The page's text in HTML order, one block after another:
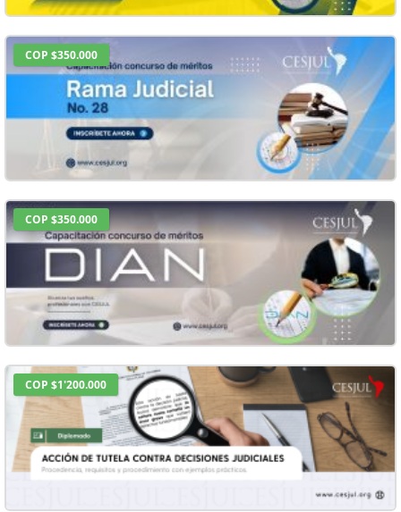
COP $350.000
COP $350.000
COP $1'200.000